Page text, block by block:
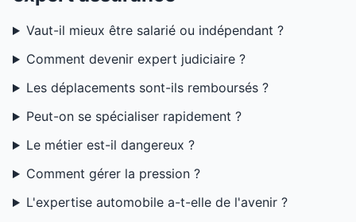
Vaut-il mieux être salarié ou indépendant ?
Comment devenir expert judiciaire ?
Les déplacements sont-ils remboursés ?
Peut-on se spécialiser rapidement ?
Le métier est-il dangereux ?
Comment gérer la pression ?
L'expertise automobile a-t-elle de l'avenir ?